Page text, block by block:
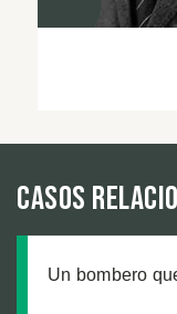
Casos
Un bombero